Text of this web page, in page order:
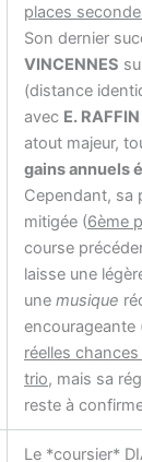
places
Son dernier
VINCENNES
(distance
avec E. RAFFIN
atout majeur,
gains annuels
Cependant, sa
mitigée (6ème
course
laisse une
unemusique
encourageante
réelles
trio, mais sa
reste à
Le *coursier*